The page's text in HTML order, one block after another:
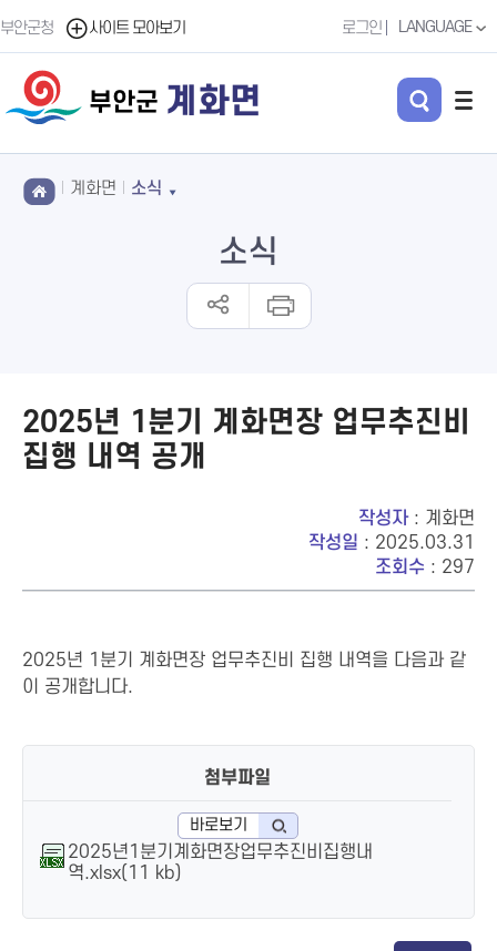
부안군청 사이트 모아보기 로그인 LANGUAGE
부안군 계화면
계화면 소식
소식
2025년 1분기 계화면장 업무추진비
집행 내역 공개
작성자: 계화면
작성일 : 2025.03.31
조회수 : 297
2025년 1분기 계화면장 업무추진비 집행 내역을 다음과 같
이 공개합니다.
첨부파일
바로보기
2025년1분기계화면장업무추진비집행내
역.xlsx(11 kb)